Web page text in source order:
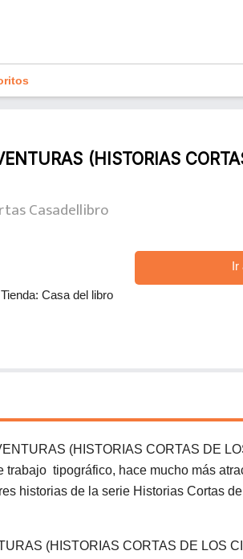
(HISTORIAS
Casadellibro
Ir
Tienda: Casa del libro
(HISTORIAS CORTAS DE
tipográfico, hace mucho más
historias de la serie Historias Cortas
(HISTORIAS CORTAS DE LOS